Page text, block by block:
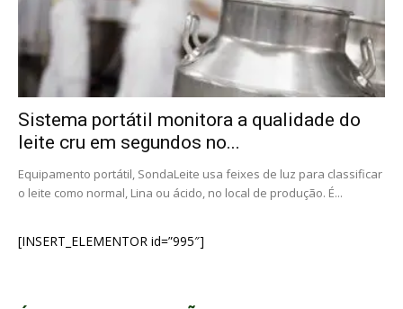
Sistema portátil monitora a qualidade do
leite cru em segundos no...
Equipamento portátil, SondaLeite usa feixes de luz para classificar
o leite como normal, Lina ou ácido, no local de produção. É...
[INSERT_ELEMENTOR id=”995″]